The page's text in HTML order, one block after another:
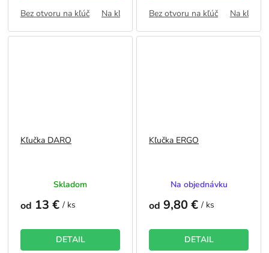
Bez otvoru na kľúč Na kľúč WC zámok FAB
Bez otvoru na kľúč Na kľúč
Kľučka DARO
Priemerné
produktu
z
5
Skladom
od 13 € / ks
DETAIL
Kľučka ERGO
Priemerné
produktu
z
5
Na objednávku
od 9,80 € / ks
DETAIL